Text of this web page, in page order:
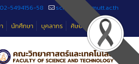
02-5494156-58
sciteched@rmutt.ac.th
นักศึกษา บุคลากร ศิษย์เก่า